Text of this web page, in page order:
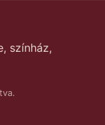
színház,